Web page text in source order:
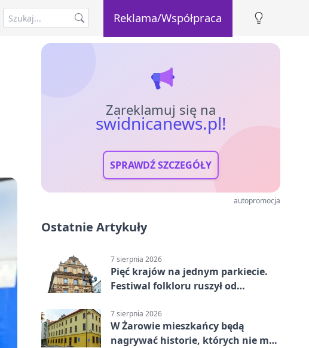
Reklama/Współpraca
Zareklamuj się na
swidnicanews.pl!
SPRAWDŹ SZCZEGÓŁY
autopromocja
Ostatnie Artykuły
7 sierpnia 2026
Pięć krajów na jednym parkiecie.
Festiwal folkloru ruszył od
7 sierpnia 2026
W Żarowie mieszkańcy będą
nagrywać historie, których nie ma